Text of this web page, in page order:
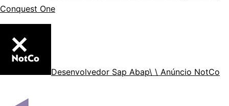
Conquest One
Desenvolvedor Sap Abap\ \ Anúncio NotCo